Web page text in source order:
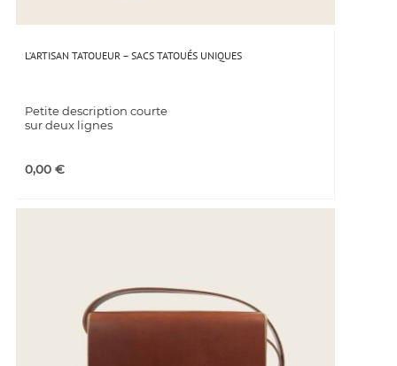
L’ARTISAN TATOUEUR – SACS TATOUÉS UNIQUES
Petite description courte
sur deux lignes
0,00 €